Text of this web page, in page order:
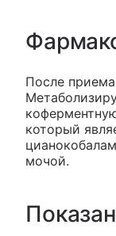
После
который
мочой.